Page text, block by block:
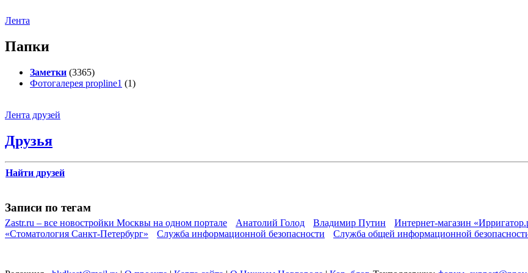
Лента
Папки
Заметки (3365)
Фотогалерея propline1 (1)
Лента друзей
Друзья
Найти друзей
Записи по тегам
Zastr.ru – все новостройки Москвы на одном портале Анатолий Голод Владимир Путин
Интернет-магазин
«Стоматология Санкт-Петербург»
Служба информационной безопасности Служба общей информационной